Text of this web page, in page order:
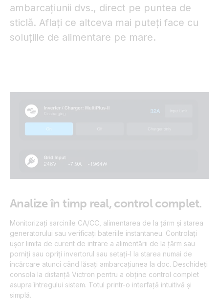
ambarcațiunii dvs., direct pe puntea de
sticlă. Aflați ce altceva mai puteți face cu
soluțiile de alimentare pe mare.
Analize în timp real, control complet.
Monitorizați sarcinile CA/CC, alimentarea de la țărm și starea
generatorului sau verificați bateriile instantaneu. Controlați
ușor limita de curent de intrare a alimentării de la țărm sau
porniți sau opriți invertorul sau setați-l la starea numai de
încărcare atunci când lăsați ambarcațiunea la doc. Deschideți
consola la distanță Victron pentru a obține control complet
asupra întregului sistem. Totul printr-o interfață intuitivă și
simplă.